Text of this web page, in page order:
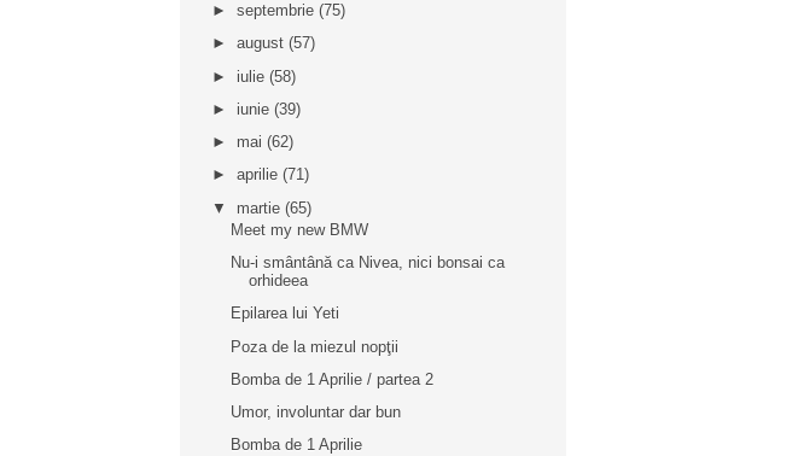
► septembrie (75)
► august (57)
► iulie (58)
► iunie (39)
► mai (62)
► aprilie (71)
▼ martie (65)
Meet my new BMW
Nu-i smântână ca Nivea, nici bonsai ca
orhideea
Epilarea lui Yeti
Poza de la miezul nopţii
Bomba de 1 Aprilie / partea 2
Umor, involuntar dar bun
Bomba de 1 Aprilie